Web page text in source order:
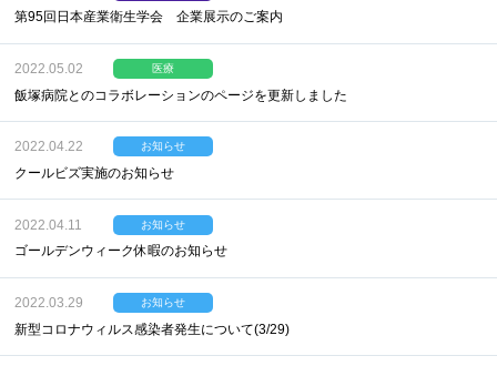
第95回日本産業衛生学会 企業展示のご案内
2022.05.02 医療
飯塚病院とのコラボレーションのページを更新しました
2022.04.22 お知らせ
クールビズ実施のお知らせ
2022.04.11 お知らせ
ゴールデンウィーク休暇のお知らせ
2022.03.29 お知らせ
新型コロナウィルス感染者発生について(3/29)